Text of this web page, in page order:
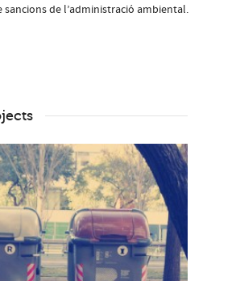
sancions de l’administració ambiental.